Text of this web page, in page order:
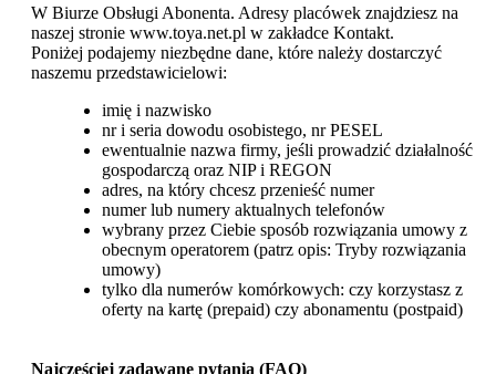
W Biurze Obsługi Abonenta. Adresy placówek znajdziesz na
naszej stronie www.toya.net.pl w zakładce Kontakt.
Poniżej podajemy niezbędne dane, które należy dostarczyć
naszemu przedstawicielowi:
imię i nazwisko
nr i seria dowodu osobistego, nr PESEL
ewentualnie nazwa firmy, jeśli prowadzić działalność
gospodarczą oraz NIP i REGON
adres, na który chcesz przenieść numer
numer lub numery aktualnych telefonów
wybrany przez Ciebie sposób rozwiązania umowy z
obecnym operatorem (patrz opis: Tryby rozwiązania
umowy)
tylko dla numerów komórkowych: czy korzystasz z
oferty na kartę (prepaid) czy abonamentu (postpaid)
Najczęściej zadawane pytania (FAQ)